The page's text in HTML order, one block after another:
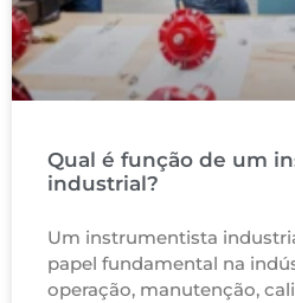
Qual é função de um
industrial?
Um instrumentista
papel fundamental na
operação, manutenção,